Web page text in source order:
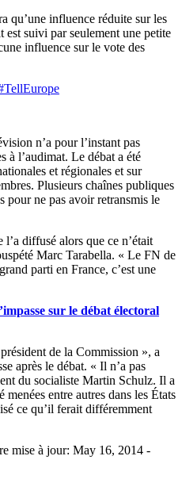
qu’une influence réduite sur les
est suivi par seulement une petite
influence sur le vote des
n’a pour l’instant pas
à l’audimat. Le débat a été
et régionales et sur
Plusieurs chaînes publiques
pour ne pas avoir retransmis le
diffusé alors que ce n’était
Marc Tarabella. « Le FN de
parti en France, c’est une
sur le débat électoral
de la Commission », a
après le débat. « Il n’a pas
du socialiste Martin Schulz. Il a
entre autres dans les États
ce qu’il ferait différemment
mise à jour: May 16, 2014 -